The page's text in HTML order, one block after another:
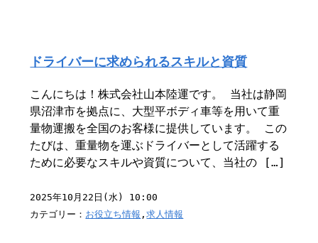
ドライバーに求められるスキルと資質
こんにちは！株式会社山本陸運です。 当社は静岡
県沼津市を拠点に、大型平ボディ車等を用いて重
量物運搬を全国のお客様に提供しています。 この
たびは、重量物を運ぶドライバーとして活躍する
ために必要なスキルや資質について、当社の […]
2025年10月22日(水) 10:00
カテゴリー： お役立ち情報 ,求人情報